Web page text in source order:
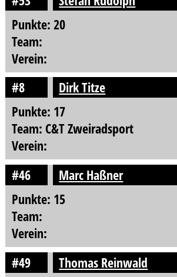
Punkte: 20
Team:
Verein:
#8
Dirk Titze
Punkte: 17
Team: C&T Zweiradsport
Verein:
#46
Marc Haßner
Punkte: 15
Team:
Verein:
#49
Thomas Reinwald